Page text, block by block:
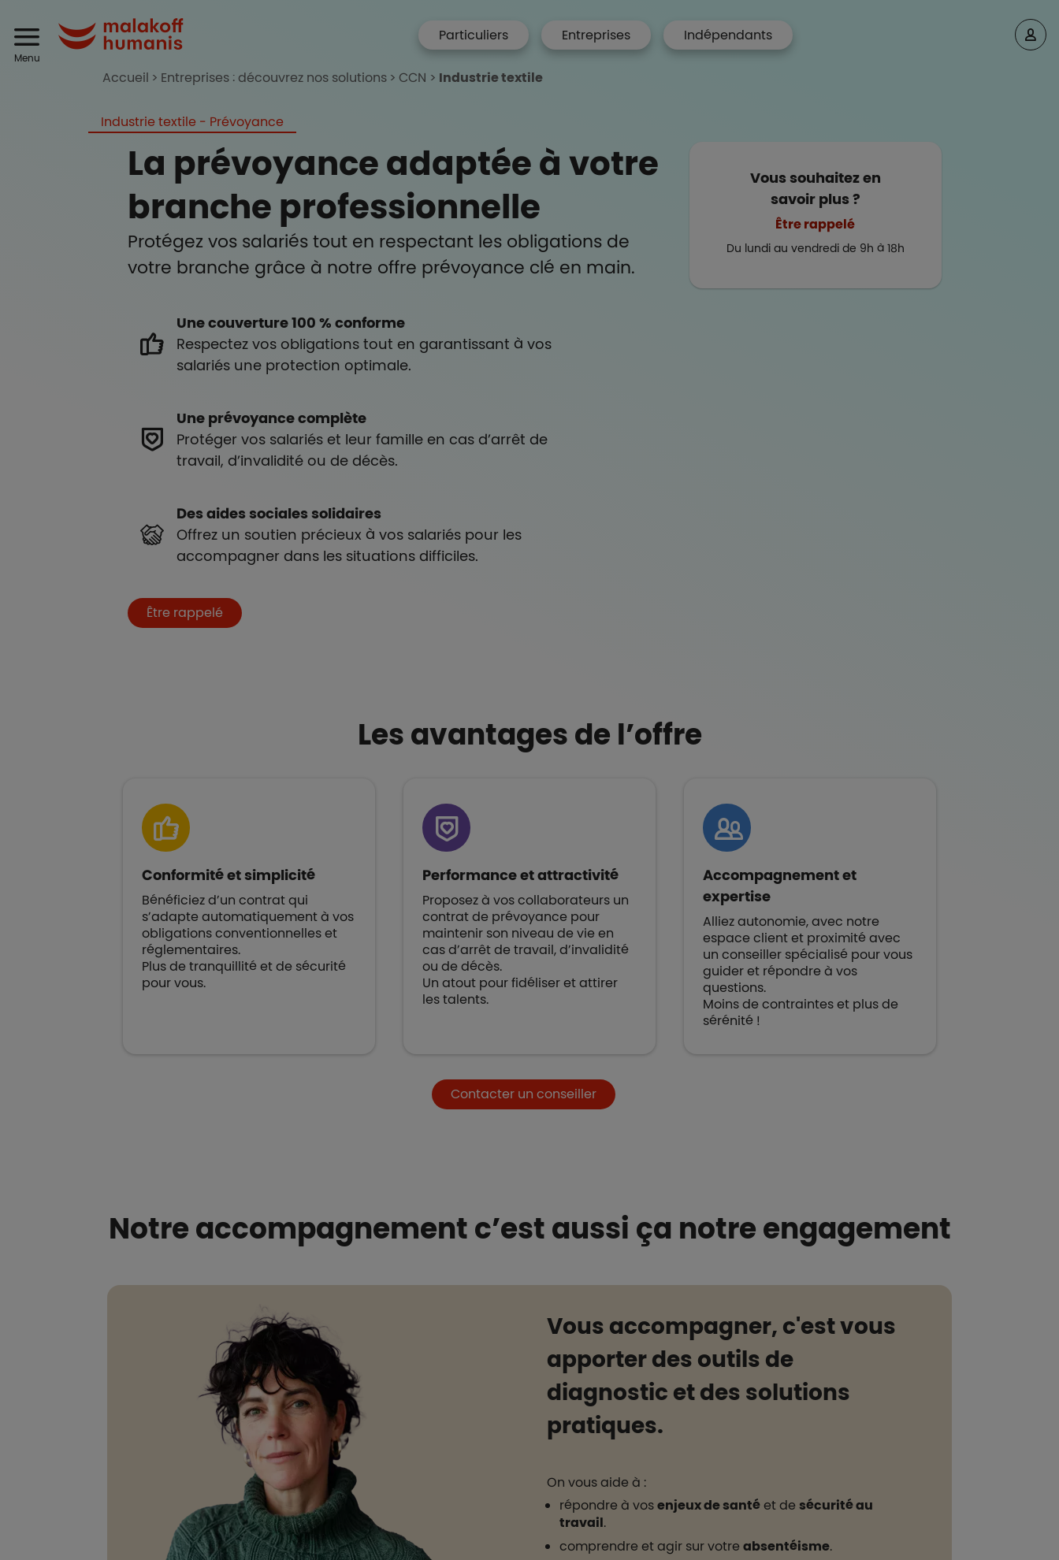
Header
Menu Malakoff Humanis Accueil
menu hp
Particuliers Entreprises Indépendants
Accueil Entreprises : découvrez nos solutions CCN Industrie textile
Industrie textile - Prévoyance
La prévoyance adaptée à votre
branche professionnelle
Protégez vos salariés tout en respectant les obligations de
votre branche grâce à notre offre prévoyance clé en main.
Une couverture 100 % conforme
Respectez vos obligations tout en garantissant à vos
salariés une protection optimale.
Une prévoyance complète
Protéger vos salariés et leur famille en cas d’arrêt de
travail, d’invalidité ou de décès.
Des aides sociales solidaires
Offrez un soutien précieux à vos salariés pour les
accompagner dans les situations difficiles.
Boutons et liens
Être rappelé
Vous souhaitez en
savoir plus ?
Être rappelé
Du lundi au vendredi de 9h à 18h
Les avantages de l’offre
Conformité et simplicité
Bénéficiez d’un contrat qui
s’adapte automatiquement à vos
obligations conventionnelles et
réglementaires.
Plus de tranquillité et de sécurité
pour vous.
Performance et attractivité
Proposez à vos collaborateurs un
contrat de prévoyance pour
maintenir son niveau de vie en
cas d’arrêt de travail, d’invalidité
ou de décès.
Un atout pour fidéliser et attirer
les talents.
Accompagnement et
expertise
Alliez autonomie, avec notre
espace client et proximité avec
un conseiller spécialisé pour vous
guider et répondre à vos
questions.
Moins de contraintes et plus de
sérénité !
Contacter un conseiller
Notre accompagnement c’est aussi ça notre engagement
Vous accompagner, c'est vous
apporter des outils de
diagnostic et des solutions
pratiques.
On vous aide à :
répondre à vosenjeux de santéet de sécurité au
travail.
comprendre et agir sur votre absentéisme.